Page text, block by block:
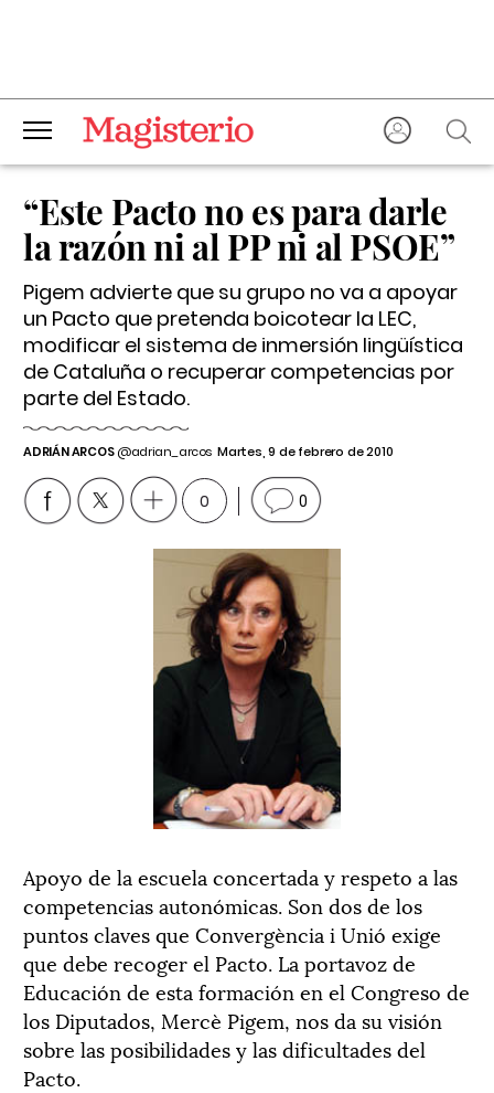
“Este Pacto no es para darle
la razón ni al PP ni al PSOE”
Pigem advierte que su grupo no va a apoyar
un Pacto que pretenda boicotear la LEC,
modificar el sistema de inmersión lingüística
de Cataluña o recuperar competencias por
parte del Estado.
ADRIÁN ARCOS@adrian_arcos Martes, 9 de febrero de 2010
0 0
Apoyo de la escuela concertada y respeto a las
competencias autonómicas. Son dos de los
puntos claves que Convergència i Unió exige
que debe recoger el Pacto. La portavoz de
Educación de esta formación en el Congreso de
los Diputados, Mercè Pigem, nos da su visión
sobre las posibilidades y las dificultades del
Pacto.